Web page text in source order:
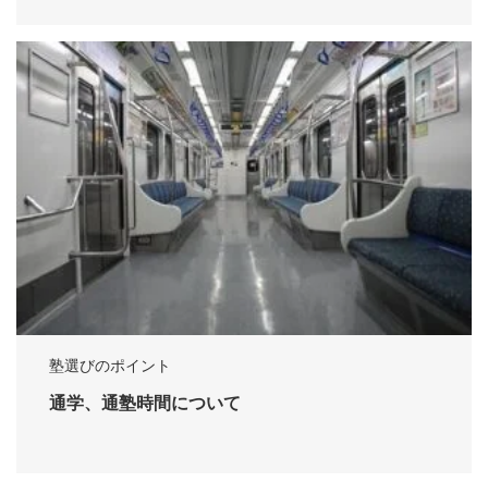
塾選びのポイント
通学、通塾時間について